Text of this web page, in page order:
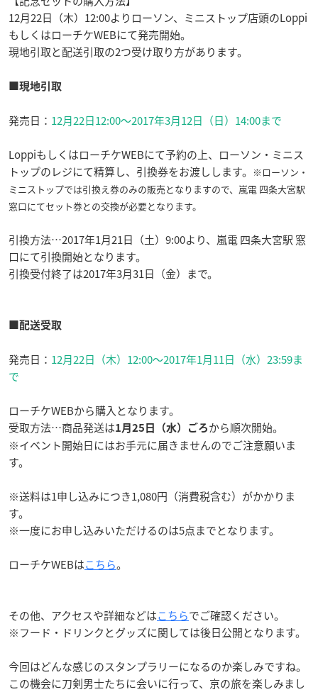
12月22日（木）12:00よりローソン、ミニストップ店頭のLoppi
もしくはローチケWEBにて発売開始。
現地引取と配送引取の2つ受け取り方があります。
■現地引取
発売日： 12月22日12:00〜2017年3月12日（日）14:00まで
LoppiもしくはローチケWEBにて予約の上、ローソン・ミニス
トップのレジにて精算し、引換券をお渡しします。 ※ローソン・
ミニストップでは引換え券のみの販売となりますので、嵐電 四条大宮駅
窓口にてセット券との交換が必要となります。
引換方法…2017年1月21日（土）9:00より、嵐電 四条大宮駅 窓
口にて引換開始となります。
引換受付終了は2017年3月31日（金）まで。
■配送受取
発売日： 12月22日（木）12:00〜2017年1月11日（水）23:59ま
で
ローチケWEBから購入となります。
受取方法…商品発送は1月25日（水）ごろ から順次開始。
※イベント開始日にはお手元に届きませんのでご注意願いま
す。
※送料は1申し込みにつき1,080円（消費税含む）がかかりま
す。
※一度にお申し込みいただけるのは5点までとなります。
ローチケWEBはこちら。
その他、アクセスや詳細などはこちらでご確認ください。
※フード・ドリンクとグッズに関しては後日公開となります。
今回はどんな感じのスタンプラリーになるのか楽しみですね。
この機会に刀剣男士たちに会いに行って、京の旅を楽しみまし